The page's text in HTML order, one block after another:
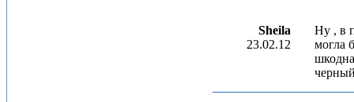
Sheila
23.02.12
Ну , в
могла